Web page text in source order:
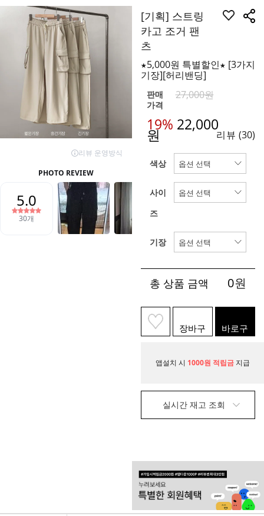
[기획] 스트링
카고 조거 팬
츠
★5,000원 특별할인★ [3가지
기장][허리밴딩]
판매
가격
27,000원
19% 22,000
원 리뷰 (30)
색상
사이
즈
기장
총 상품 금액 0원
장바구
니
바로구
매
앱설치 시 1000원 적립금 지급
실시간 재고 조회